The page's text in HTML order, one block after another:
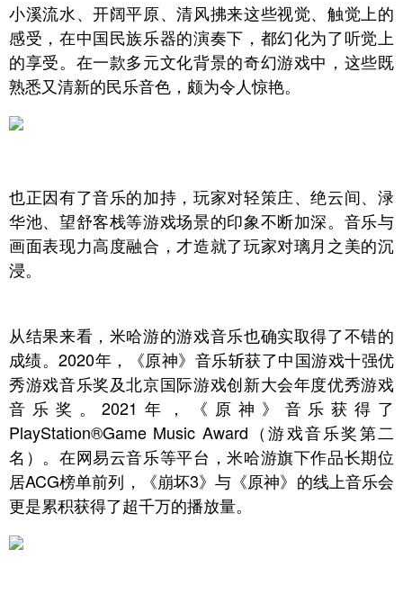
小溪流水、开阔平原、清风拂来这些视觉、触觉上的
感受，在中国民族乐器的演奏下，都幻化为了听觉上
的享受。在一款多元文化背景的奇幻游戏中，这些既
熟悉又清新的民乐音色，颇为令人惊艳。
也正因有了音乐的加持，玩家对轻策庄、绝云间、渌
华池、望舒客栈等游戏场景的印象不断加深。音乐与
画面表现力高度融合，才造就了玩家对璃月之美的沉
浸。
从结果来看，米哈游的游戏音乐也确实取得了不错的
成绩。2020年，《原神》音乐斩获了中国游戏十强优
秀游戏音乐奖及北京国际游戏创新大会年度优秀游戏
音乐奖。2021年，《原神》音乐获得了
PlayStation®Game Music Award（游戏音乐奖第二
名）。在网易云音乐等平台，米哈游旗下作品长期位
居ACG榜单前列，《崩坏3》与《原神》的线上音乐会
更是累积获得了超千万的播放量。